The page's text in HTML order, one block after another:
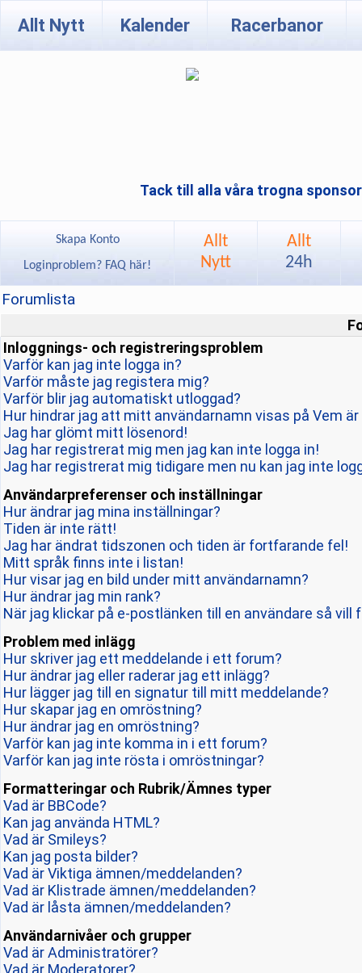
Allt Nytt Kalender Racerbanor
Tack till alla våra trogna
Skapa Konto
Loginproblem? FAQ här!
Allt
Nytt
Allt
24h
Forumlista
Inloggnings- och registreringsproblem
Varför kan jag inte logga in?
Varför måste jag registera mig?
Varför blir jag automatiskt utloggad?
Hur hindrar jag att mitt användarnamn visas på Vem
Jag har glömt mitt lösenord!
Jag har registrerat mig men jag kan inte logga in!
Jag har registrerat mig tidigare men nu kan jag inte
Användarpreferenser och inställningar
Hur ändrar jag mina inställningar?
Tiden är inte rätt!
Jag har ändrat tidszonen och tiden är fortfarande fel!
Mitt språk finns inte i listan!
Hur visar jag en bild under mitt användarnamn?
Hur ändrar jag min rank?
När jag klickar på e-postlänken till en användare så vill
Problem med inlägg
Hur skriver jag ett meddelande i ett forum?
Hur ändrar jag eller raderar jag ett inlägg?
Hur lägger jag till en signatur till mitt meddelande?
Hur skapar jag en omröstning?
Hur ändrar jag en omröstning?
Varför kan jag inte komma in i ett forum?
Varför kan jag inte rösta i omröstningar?
Formatteringar och Rubrik/Ämnes typer
Vad är BBCode?
Kan jag använda HTML?
Vad är Smileys?
Kan jag posta bilder?
Vad är Viktiga ämnen/meddelanden?
Vad är Klistrade ämnen/meddelanden?
Vad är låsta ämnen/meddelanden?
Användarnivåer och grupper
Vad är Administratörer?
Vad är Moderatorer?